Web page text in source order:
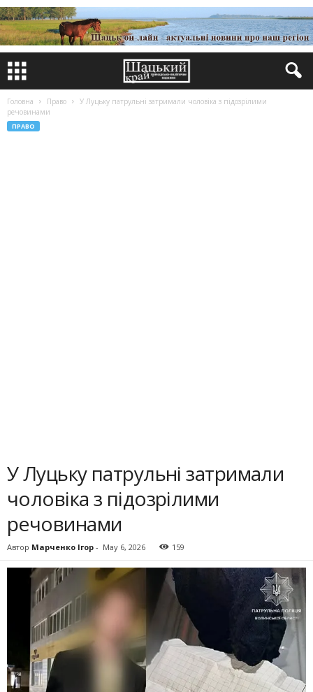
Головна Право
У Луцьку патрульні затримали чоловіка з підозрілими
речовинами
ПРАВО
У Луцьку патрульні затримали
чоловіка з підозрілими
речовинами
Автор Марченко Ігор - May 6, 2026 159